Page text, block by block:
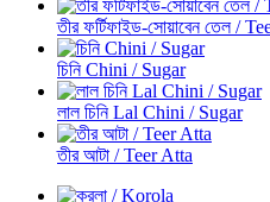
তীর ফর্টিফাইড-সোয়াবেন তেল /
চিনি Chini / Sugar
লাল চিনি Lal Chini / Sugar
তীর আটা / Teer Atta